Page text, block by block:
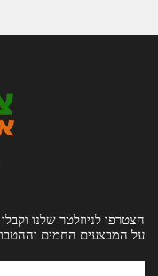
הצטרפו לניוזלטר שלנו וקבלו
על המבצעים החמים